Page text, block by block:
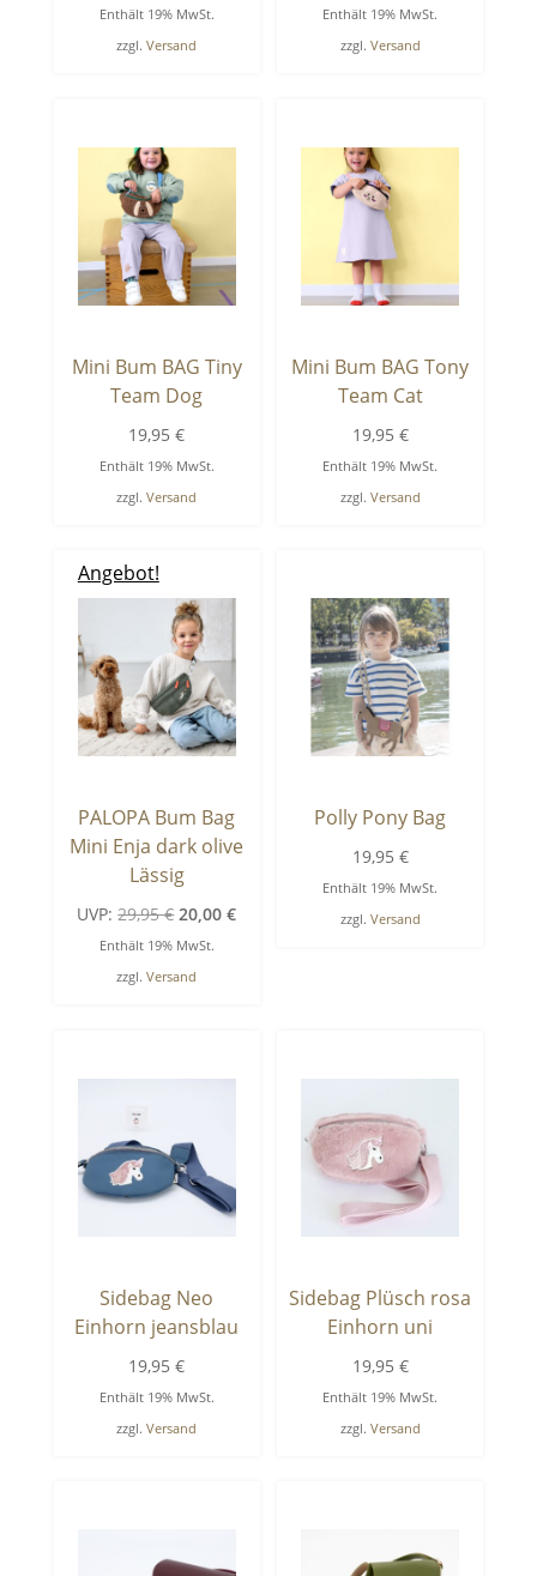
Enthält 19% MwSt.
zzgl.Versand
Enthält 19% MwSt.
zzgl. Versand
Mini Bum BAG Tiny
Team Dog
19,95€
Enthält 19% MwSt.
zzgl.Versand
Mini Bum BAG Tony
Team Cat
19,95 €
Enthält 19% MwSt.
zzgl. Versand
Angebot!
PALOPA Bum Bag
Mini Enja dark olive
Lässig
UVP: 29,95€Ursprünglicher
Preis
war:
20,00€Aktueller
Enthält 19% MwSt.
zzgl.Versand
Polly Pony Bag
19,95 €
Enthält 19% MwSt.
zzgl. Versand
Sidebag Neo
Einhorn jeansblau
19,95€
Enthält 19% MwSt.
zzgl.Versand
Sidebag Plüsch rosa
Einhorn uni
19,95 €
Enthält 19% MwSt.
zzgl. Versand